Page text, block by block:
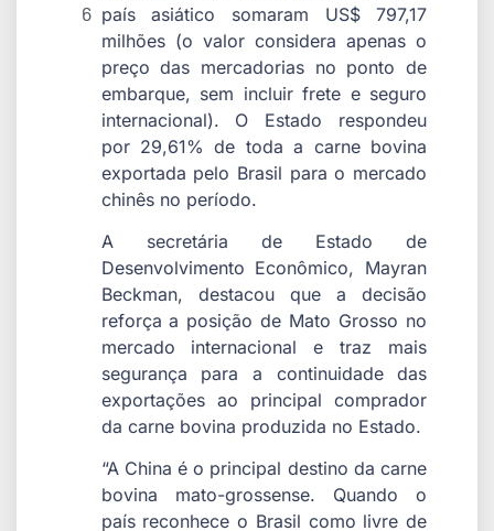
6 país asiático somaram US$ 797,17
milhões (o valor considera apenas o
preço das mercadorias no ponto de
embarque, sem incluir frete e seguro
internacional). O Estado respondeu
por 29,61% de toda a carne bovina
exportada pelo Brasil para o mercado
chinês no período.
A secretária de Estado de
Desenvolvimento Econômico, Mayran
Beckman, destacou que a decisão
reforça a posição de Mato Grosso no
mercado internacional e traz mais
segurança para a continuidade das
exportações ao principal comprador
da carne bovina produzida no Estado.
“A China é o principal destino da carne
bovina mato-grossense. Quando o
país reconhece o Brasil como livre de